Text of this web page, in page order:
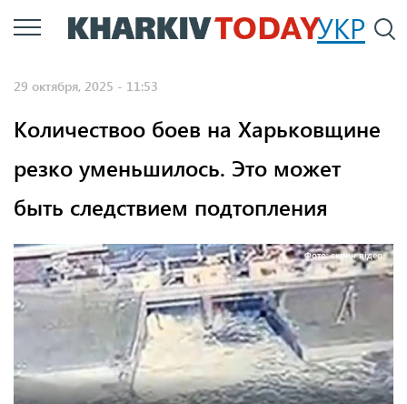
Перейти
к
УКР
29 октября, 2025 - 11:53
Количествоо боев на Харьковщине
резко уменьшилось. Это может
быть следствием подтопления
Фото: скрин відео.